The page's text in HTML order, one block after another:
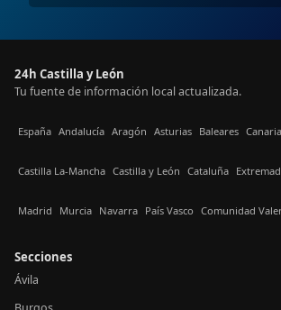
24h Castilla y León
Tu fuente de información local actualizada.
España Andalucía Aragón Asturias Baleares
Castilla La-Mancha Castilla y León Cataluña
Madrid Murcia Navarra País Vasco Comunidad
Secciones
Ávila